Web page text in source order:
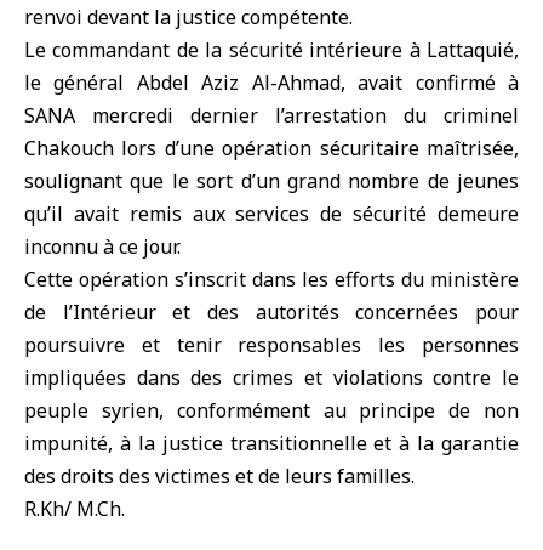
renvoi devant la justice compétente.
Le commandant de la sécurité intérieure à Lattaquié,
le général Abdel Aziz Al-Ahmad, avait confirmé à
SANA mercredi dernier l’arrestation du criminel
Chakouch lors d’une opération sécuritaire maîtrisée,
soulignant que le sort d’un grand nombre de jeunes
qu’il avait remis aux services de sécurité demeure
inconnu à ce jour.
Cette opération s’inscrit dans les efforts du ministère
de l’Intérieur et des autorités concernées pour
poursuivre et tenir responsables les personnes
impliquées dans des crimes et violations contre le
peuple syrien, conformément au principe de non
impunité, à la justice transitionnelle et à la garantie
des droits des victimes et de leurs familles.
R.Kh/ M.Ch.